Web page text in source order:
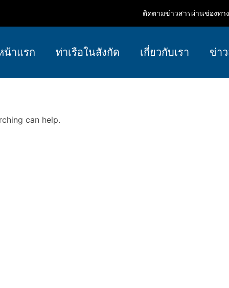
ติดตามข่าวสารผ่านช่องทา
น้าแรก ท่าเรือในสังกัด เกี่ยวกับเรา ข่า
can help.